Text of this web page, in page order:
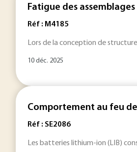
Fatigue des assemblages
Réf : M4185
Lors de la conception de
10 déc. 2025
Comportement au feu
Réf : SE2086
Les batteries lithium-ion (LIB)